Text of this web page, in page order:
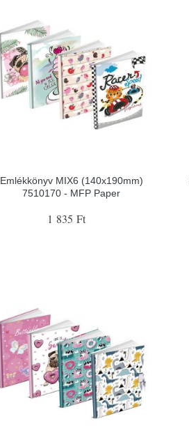
Emlékkönyv MIX6 (140x190mm)
7510170 - MFP Paper
1 835 Ft